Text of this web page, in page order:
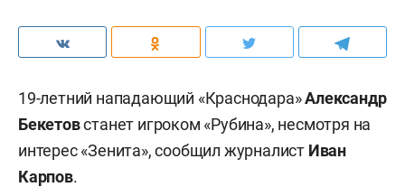
19-летний нападающий «Краснодара»Александр
Бекетовстанет игроком «Рубина», несмотря на
интерес «Зенита», сообщил журналист Иван
Карпов.